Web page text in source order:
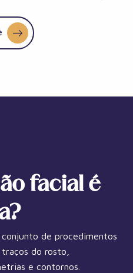
facial é
de procedimentos
do rosto,
e contornos.